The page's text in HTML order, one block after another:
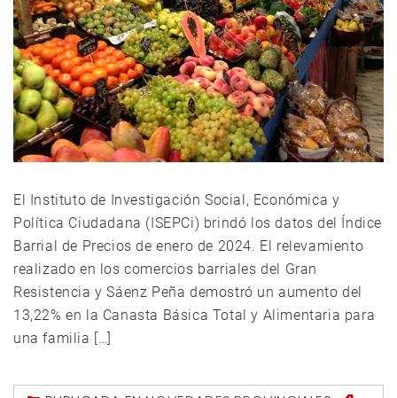
El Instituto de Investigación Social, Económica y
Política Ciudadana (ISEPCi) brindó los datos del Índice
Barrial de Precios de enero de 2024. El relevamiento
realizado en los comercios barriales del Gran
Resistencia y Sáenz Peña demostró un aumento del
13,22% en la Canasta Básica Total y Alimentaria para
una familia […]